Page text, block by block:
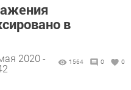
в
2020 -
1564 0 0